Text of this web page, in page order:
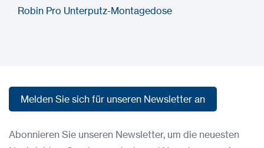
Robin Pro Unterputz-Montagedose
Melden Sie sich für unseren Newsletter an
Abonnieren Sie unseren Newsletter, um die neuesten